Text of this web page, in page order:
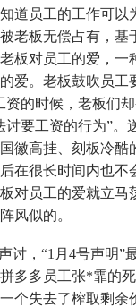
道员工的工作可以
老板无偿占有，基
板对员工的爱，一
爱。老板鼓吹员工
资的时候，老板们
要工资的行为”。
徽高挂、刻板冷
在很长时间内也不
对员工的爱就立马
风似的。
讨，“1月4号声明”
多多员工张*霏的死
个失去了榨取剩余